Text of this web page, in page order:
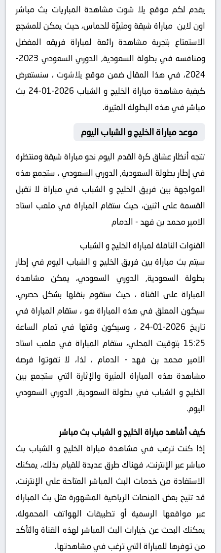
يقدم لكم موقع يلا شوت مشاهدة المباريات بث مباشر
اون لاين مباراة شيقة ومثيرًة للحماس، حيث يمكن للمشجع
الاستمتاع بتجربة مشاهدة رائعة لمباراة فريقه المفضل
ومنافسه في بطولة السعودية, الدوري السعودي 2023-
2024، في هذا المقال ضمن موقع
يلاشوت ، سنستعرض
كيفية مشاهدة مباراة الخليج و الشباب 2026-01-24 بث
مباشر في هذه البطولة المثيرة.
موعد مباراة الخليج و الشباب اليوم
تتجه أنظار عشاق كرة القدم اليوم نحو مباراة شيقة ومنتظرة
في إطار بطولة السعودية, الدوري السعودي ، ستجمع هذه
المواجهة بين فريق الخليج و الشباب في مباراة لا تقبل
القسمة على اثنين، حيث ستقام المباراة في ملعب استاد
الامير محمد بن فهد - الدمام
القنوات الناقلة لمباراة الخليج و الشباب
سيتم بث مباراة بين فريق الخليج و الشباب اليوم في إطار
بطولة السعودية, الدوري السعودي، يمكن مشاهدة
المباراة على القناة ، حيث ستقوم بنقلها بشكل حصري،
سيكون المعلق في هذه المباراة هو ، ستقام المباراة في
تاريخ 2026-01-24 ، وسيكون وقتها في تمام الساعة
15:25 بتوقيت المحلي، ستقام المباراة في ملعب استاد
الامير محمد بن فهد - الدمام ، لذا، لا تفوتوا فرصة
مشاهدة هذه المباراة المثيرة والإثارة التي ستجمع بين
الخليج و الشباب في بطولة السعودية, الدوري السعودي
اليوم.
كيف أشاهد مباراة الخليج و الشباب بث مباشر
إذا كنت ترغب في مشاهدة مباراة الخليج و الشباب بث
مباشر عبر الإنترنت، فهناك طرق عديدة للقيام بذلك، يمكنك
الاستفادة من خدمات البث المباشر المتاحة على الإنترنت،
قد تتيح بعض المنصات الرياضية المشهورة مثل بث المباراة
عبر مواقعها الرسمية أو تطبيقات الهواتف المحمولة،
يمكنك البحث عن خيارات البث المباشر لهذه القناة والتأكد
من توفرها للمباراة التي ترغب في مشاهدتها.